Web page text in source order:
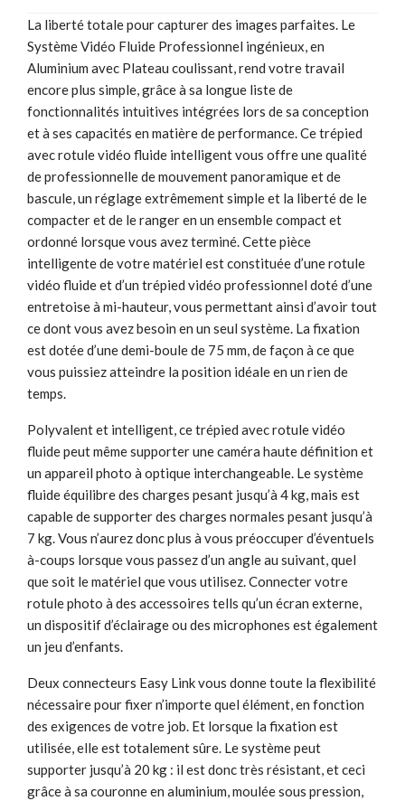
La liberté totale pour capturer des images parfaites. Le
Système Vidéo Fluide Professionnel ingénieux, en
Aluminium avec Plateau coulissant, rend votre travail
encore plus simple, grâce à sa longue liste de
fonctionnalités intuitives intégrées lors de sa conception
et à ses capacités en matière de performance. Ce trépied
avec rotule vidéo fluide intelligent vous offre une qualité
de professionnelle de mouvement panoramique et de
bascule, un réglage extrêmement simple et la liberté de le
compacter et de le ranger en un ensemble compact et
ordonné lorsque vous avez terminé. Cette pièce
intelligente de votre matériel est constituée d’une rotule
vidéo fluide et d’un trépied vidéo professionnel doté d’une
entretoise à mi-hauteur, vous permettant ainsi d’avoir tout
ce dont vous avez besoin en un seul système. La fixation
est dotée d’une demi-boule de 75 mm, de façon à ce que
vous puissiez atteindre la position idéale en un rien de
temps.
Polyvalent et intelligent, ce trépied avec rotule vidéo
fluide peut même supporter une caméra haute définition et
un appareil photo à optique interchangeable. Le système
fluide équilibre des charges pesant jusqu’à 4 kg, mais est
capable de supporter des charges normales pesant jusqu’à
7 kg. Vous n’aurez donc plus à vous préoccuper d’éventuels
à-coups lorsque vous passez d’un angle au suivant, quel
que soit le matériel que vous utilisez. Connecter votre
rotule photo à des accessoires tells qu’un écran externe,
un dispositif d’éclairage ou des microphones est également
un jeu d’enfants.
Deux connecteurs Easy Link vous donne toute la flexibilité
nécessaire pour fixer n’importe quel élément, en fonction
des exigences de votre job. Et lorsque la fixation est
utilisée, elle est totalement sûre. Le système peut
supporter jusqu’à 20 kg : il est donc très résistant, et ceci
grâce à sa couronne en aluminium, moulée sous pression,